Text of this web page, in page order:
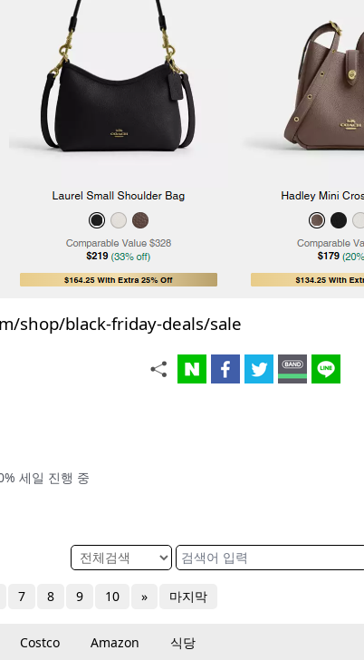
shop/black-friday-deals/sale
세일 진행 중
7 8 9 10 » 마지막
Costco Amazon 식당